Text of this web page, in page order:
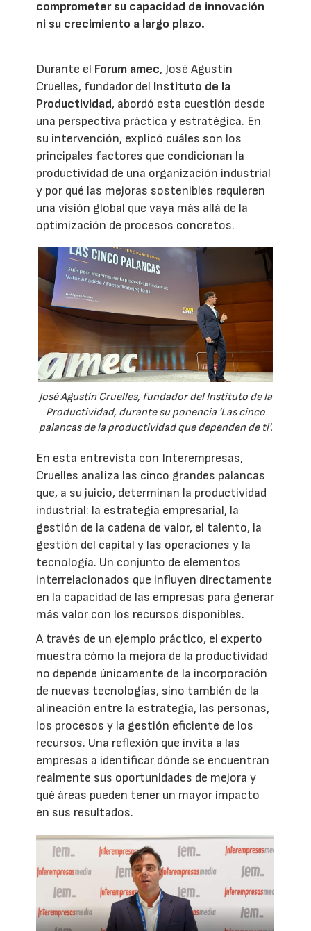
comprometer su capacidad de innovación
ni su crecimiento a largo plazo.
Durante el Forum amec, José Agustín
Cruelles, fundador del Instituto de la
Productividad, abordó esta cuestión desde
una perspectiva práctica y estratégica. En
su intervención, explicó cuáles son los
principales factores que condicionan la
productividad de una organización industrial
y por qué las mejoras sostenibles requieren
una visión global que vaya más allá de la
optimización de procesos concretos.
José Agustín Cruelles, fundador del Instituto de la
Productividad, durante su ponencia 'Las cinco
palancas de la productividad que dependen de ti'.
En esta entrevista con Interempresas,
Cruelles analiza las cinco grandes palancas
que, a su juicio, determinan la productividad
industrial: la estrategia empresarial, la
gestión de la cadena de valor, el talento, la
gestión del capital y las operaciones y la
tecnología. Un conjunto de elementos
interrelacionados que influyen directamente
en la capacidad de las empresas para generar
más valor con los recursos disponibles.
A través de un ejemplo práctico, el experto
muestra cómo la mejora de la productividad
no depende únicamente de la incorporación
de nuevas tecnologías, sino también de la
alineación entre la estrategia, las personas,
los procesos y la gestión eficiente de los
recursos. Una reflexión que invita a las
empresas a identificar dónde se encuentran
realmente sus oportunidades de mejora y
qué áreas pueden tener un mayor impacto
en sus resultados.